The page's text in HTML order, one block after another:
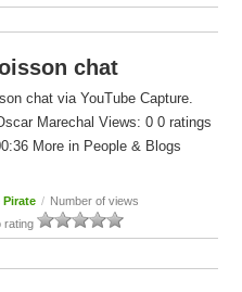
chat
chat via YouTube Capture.
Marechal Views: 0 0 ratings
More in People & Blogs
Pirate / Number of views
rating